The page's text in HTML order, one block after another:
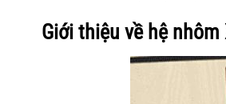
Giới thiệu về hệ